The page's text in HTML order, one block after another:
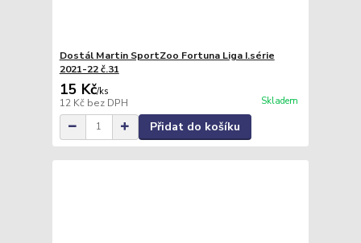
Dostál Martin SportZoo Fortuna Liga I.série
2021-22 č.31
15 Kč/ks
12 Kč bez DPH Skladem
Přidat do košíku